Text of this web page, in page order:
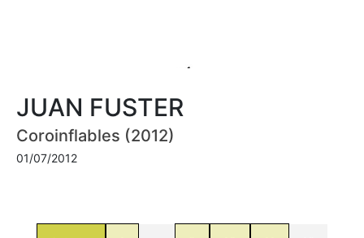
JUAN FUSTER
Coroinflables (2012)
01/07/2012